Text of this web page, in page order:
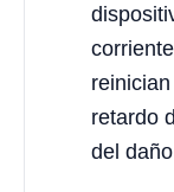
retardo
del daño